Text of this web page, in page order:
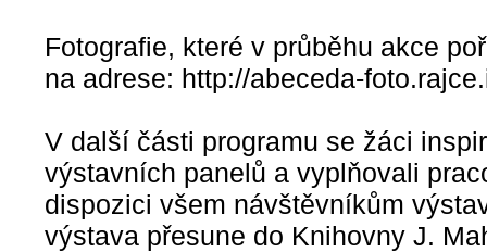
Fotografie, které v průběhu akce
na adrese: http://abeceda-
V další části programu se žáci
výstavních panelů a vyplňovali
dispozici všem návštěvníkům
výstava přesune do Knihovny J.